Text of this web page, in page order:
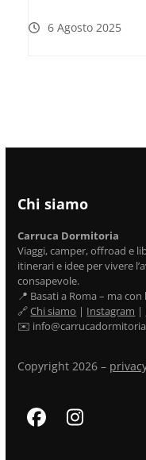
6 Agosto 2025
Chi siamo
Carruca Dormitoria
Viaggi, camper, offroad e
itinerari e idee per vivere
consapevole.
📍 Basati a Roma – ma
🔗Chi siamo | Instagram |
✉️
Copyright 2026 –
Facebook